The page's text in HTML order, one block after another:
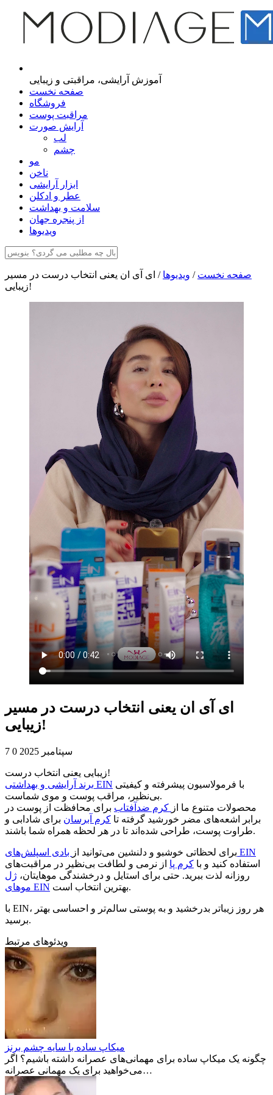
آموزش آرایشی، مراقبتی و زیبایی
صفحه نخست
فروشگاه
مراقبت پوست
آرایش صورت
لب
چشم
مو
ناخن
ابزار آرایشی
عطر و ادکلن
سلامت و بهداشت
از پنجره جهان
ویدیوها
صفحه نخست / ویدیوها / ای آی ان یعنی انتخاب درست در مسیر
زیبایی!
ای آی ان یعنی انتخاب درست در مسیر
زیبایی!
7 سپتامبر 2025 0
زیبایی یعنی انتخاب درست!
برند آرایشی و بهداشتی EIN
بی‌نظیر، مراقب پوست و موی شماست.
محصولات متنوع ما از کرم ضدآفتاب برای محافظت از پوست در
برابر اشعه‌های مضر خورشید گرفته تا کرم آبرسان برای شادابی و
طراوت پوست، طراحی شده‌اند تا در هر لحظه همراه شما باشند.
برای لحظاتی خوشبو و دلنشین می‌توانید از بادی اسپلش‌های EIN
استفاده کنید و با کرم پا از نرمی و لطافت بی‌نظیر در مراقبت‌های
روزانه لذت ببرید. حتی برای استایل و درخشندگی موهایتان، ژل
موهای EIN
بهترین انتخاب است.
با EIN، هر روز زیباتر بدرخشید و به پوستی سالم‌تر و احساسی بهتر
برسید.
ویدئوهای مرتبط
میکاپ ساده با سایه چشم برنز
چگونه یک میکاپ ساده برای مهمانی‌های عصرانه داشته باشیم؟ اگر
می‌خواهید برای یک مهمانی عصرانه…